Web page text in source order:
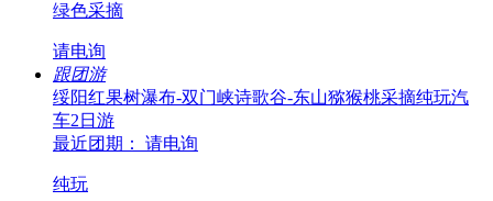
绿色采摘
请电询
跟团游
绥阳红果树瀑布-双门峡诗歌谷-东山猕猴桃采摘纯玩汽
车2日游
最近团期： 请电询
纯玩